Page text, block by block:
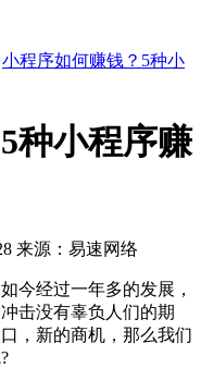
小程序如何赚钱？5种小
种小程序赚
来源：易速网络
今经过一年多的发展，
击没有辜负人们的期
，新的商机，那么我们